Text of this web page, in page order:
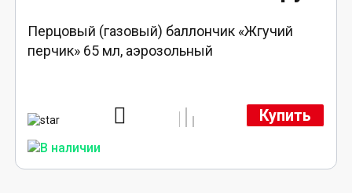
Перцовый (газовый) баллончик «Жгучий
перчик» 65 мл, аэрозольный
Купить